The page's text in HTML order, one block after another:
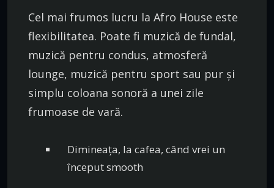
Cel mai frumos lucru la Afro House este
flexibilitatea. Poate fi muzică de fundal,
muzică pentru condus, atmosferă
lounge, muzică pentru sport sau pur și
simplu coloana sonoră a unei zile
frumoase de vară.
Dimineața, la cafea, când vrei un
început smooth